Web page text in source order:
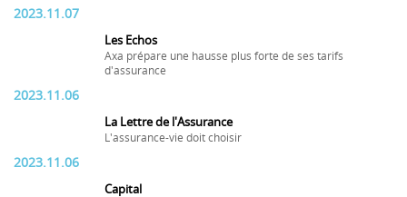
2023.11.07
Les Echos
Axa prépare une hausse plus forte de ses tarifs
d'assurance
2023.11.06
La Lettre de l'Assurance
L'assurance-vie doit choisir
2023.11.06
Capital